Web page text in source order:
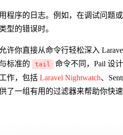
程序的日志。例如，在调试问题
型的错误时。
许你直接从命令行轻松深入
标准的
tail
命令不同，Pail 设
作，包括 Laravel Nightwatch、
了一组有用的过滤器来帮助你快